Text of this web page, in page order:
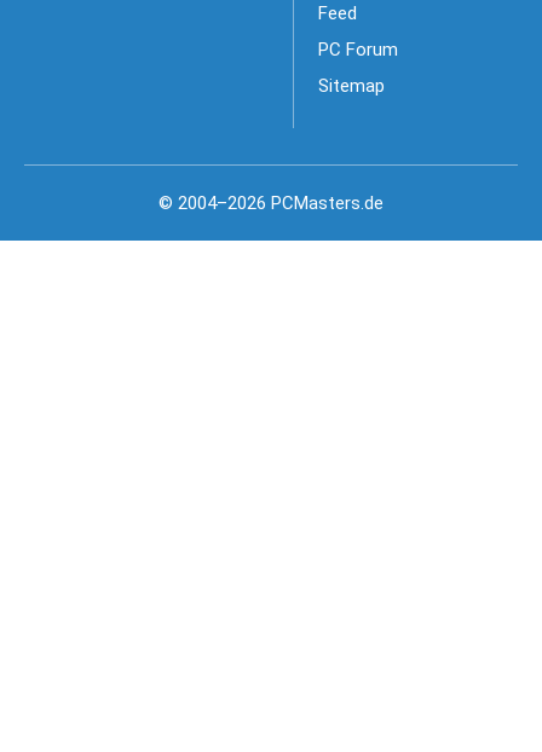
Feed
PC Forum
Sitemap
© 2004–2026 PCMasters.de